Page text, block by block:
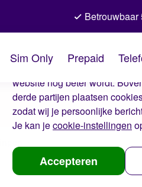
De cookies van
Wij gebruiken cookies op
website nog beter wordt.
derde partijen plaatsen
zodat wij je persoonlijke
Je kan jecookie-instellingen
Accepteren
Betrouwbaar
Sim Only Prepaid